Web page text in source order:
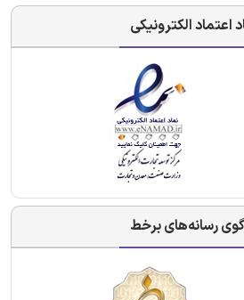
اعتماد الکترونیکی
رسانه‌های برخط